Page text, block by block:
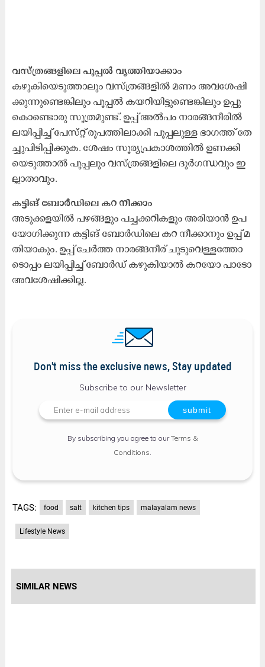
വസ്ത്രങ്ങളിലെ പൂപ്പല്‍ വൃത്തിയാക്കാം
ക​ഴു​കി​യെ​ടു​ത്താ​ലും വ​സ്ത്ര​ങ്ങ​ളി​ൽ മ​ണം അ​വ​ശേ​ഷി​
ക്കു​ന്നു​ണ്ടെ​ങ്കി​ലും പൂ​പ്പ​ൽ ക​യ​റി​യി​ട്ടു​ണ്ടെ​ങ്കി​ലും ഉ​പ്പു​
കൊ​ണ്ടൊ​രു സൂ​ത്ര​മു​ണ്ട്. ഉ​പ്പ് അ​ൽ​പം നാ​ര​ങ്ങ​നീ​രി​ൽ
ല​യി​പ്പി​ച്ച് പേ​സ്​​റ്റ്​ രൂ​പ​ത്തി​ലാ​ക്കി പൂ​പ്പ​ലു​ള്ള ഭാ​ഗ​ത്ത് തേ​
ച്ചു​പി​ടി​പ്പി​ക്കു​ക. ശേ​ഷം സൂ​ര്യ​പ്ര​കാ​ശ​ത്തി​ൽ ഉ​ണ​ക്കി​
യെ​ടു​ത്താ​ൽ പൂ​പ്പ​ലും വ​സ്ത്ര​ങ്ങ​ളി​ലെ ദു​ർ​ഗ​ന്ധ​വും ഇ​
ല്ലാ​താ​വും.
കട്ടിങ് ബോര്‍ഡിലെ കറ നീക്കാം
അ​ടു​ക്ക​ള​യി​ൽ പ​ഴ​ങ്ങ​ളും പ​ച്ച​ക്ക​റി​ക​ളും അ​രി​യാ​ൻ ഉ​പ​
യോ​ഗി​ക്കു​ന്ന ക​ട്ടി​ങ് ബോ​ർ​ഡി​ലെ ക​റ നീ​ക്കാ​നും ഉ​പ്പ് മ​
തി​യാ​കും. ഉ​പ്പ് ചേ​ർ​ത്ത നാ​ര​ങ്ങ​നീ​ര് ചൂ​ടു​വെ​ള്ള​ത്തോ​
ടൊ​പ്പം ല​യി​പ്പി​ച്ച് ബോ​ർ​ഡ് ക​ഴു​കി​യാ​ൽ ക​റ​യോ പാ​ടോ
അ​വ​ശേ​ഷി​ക്കി​ല്ല.
Don't miss the exclusive news, Stay updated
Subscribe to our Newsletter
By subscribing you agree to ourTerms &
Conditions
TAGS: food salt kitchen tips malayalam news
Lifestyle News
SIMILAR NEWS